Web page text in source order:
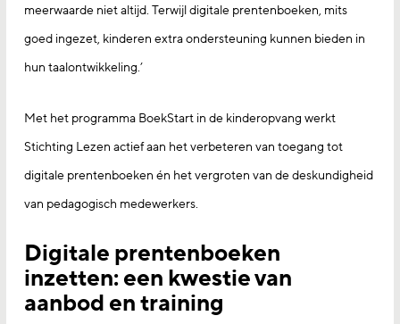
meerwaarde niet altijd. Terwijl digitale prentenboeken, mits
goed ingezet, kinderen extra ondersteuning kunnen bieden in
hun taalontwikkeling.’
Met het programma BoekStart in de kinderopvang werkt
Stichting Lezen actief aan het verbeteren van toegang tot
digitale prentenboeken én het vergroten van de deskundigheid
van pedagogisch medewerkers.
Digitale prentenboeken
inzetten: een kwestie van
aanbod en training